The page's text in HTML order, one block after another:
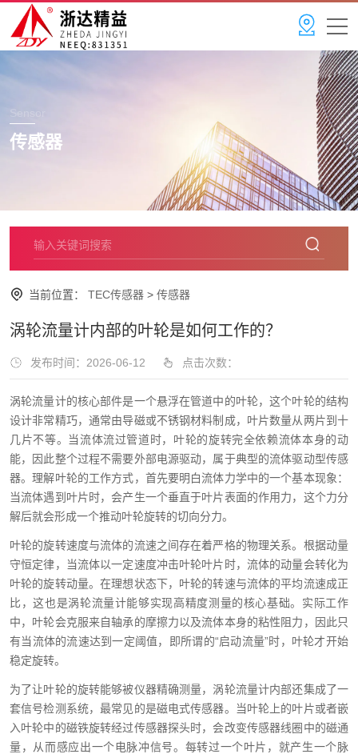
Sensor
传感器
当前位置： TEC传感器 > 传感器
涡轮流量计内部的叶轮是如何工作的？
发布时间：2026-06-12 点击次数：
涡轮流量计的核心部件是一个悬浮在管道中的叶轮，这个叶轮的结构
设计非常精巧，通常由导磁或不锈钢材料制成，叶片数量从两片到十
几片不等。当流体流过管道时，叶轮的旋转完全依赖流体本身的动
能，因此整个过程不需要外部电源驱动，属于典型的流体驱动型传感
器。理解叶轮的工作方式，首先要明白流体力学中的一个基本现象：
当流体遇到叶片时，会产生一个垂直于叶片表面的作用力，这个力分
解后就会形成一个推动叶轮旋转的切向分力。
叶轮的旋转速度与流体的流速之间存在着严格的物理关系。根据动量
守恒定律，当流体以一定速度冲击叶轮叶片时，流体的动量会转化为
叶轮的旋转动量。在理想状态下，叶轮的转速与流体的平均流速成正
比，这也是涡轮流量计能够实现高精度测量的核心基础。实际工作
中，叶轮会克服来自轴承的摩擦力以及流体本身的粘性阻力，因此只
有当流体的流速达到一定阈值，即所谓的“启动流量”时，叶轮才开始
稳定旋转。
为了让叶轮的旋转能够被仪器精确测量，涡轮流量计内部还集成了一
套信号检测系统，最常见的是磁电式传感器。当叶轮上的叶片或者嵌
入叶轮中的磁铁旋转经过传感器探头时，会改变传感器线圈中的磁通
量，从而感应出一个电脉冲信号。每转过一个叶片，就产生一个脉